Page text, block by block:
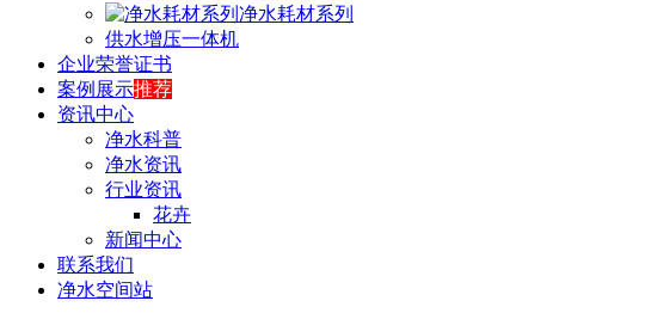
净水耗材系列
供水增压一体机
企业荣誉证书
案例展示推荐
资讯中心
净水科普
净水资讯
行业资讯
花卉
新闻中心
联系我们
净水空间站